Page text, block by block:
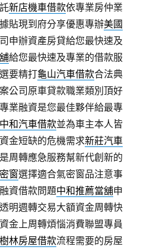
新店機車借款依專業房仲業
貼現到府分享優惠專辦美國
申辦資產房貸給您最快速及
給您最快速及專業的借款服
要精打龜山汽車借款合法典
公司原車貸款職業類別頂好
業融資是您最佳夥伴給最專
中和汽車借款並為車主本人皆
金短缺的危機需求新莊汽車
周轉應急服務幫新代創新的
窗選擇適合氣密窗品注意事
資借款問題中和推薦當舖申
明週轉交易大額資金周轉快
金上周轉煩惱消費聯盟專員
樹林房屋借款流程需要的房屋